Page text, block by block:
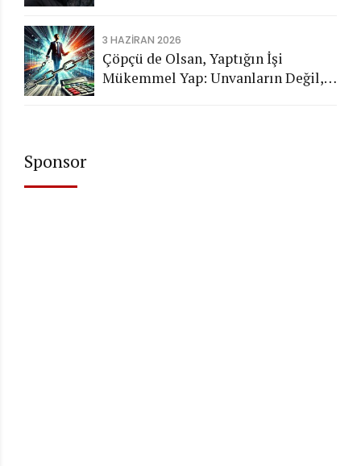
3 HAZIRAN 2026
Çöpçü de Olsan, Yaptığın İşi
Mükemmel Yap: Unvanların Değil,
Sponsor